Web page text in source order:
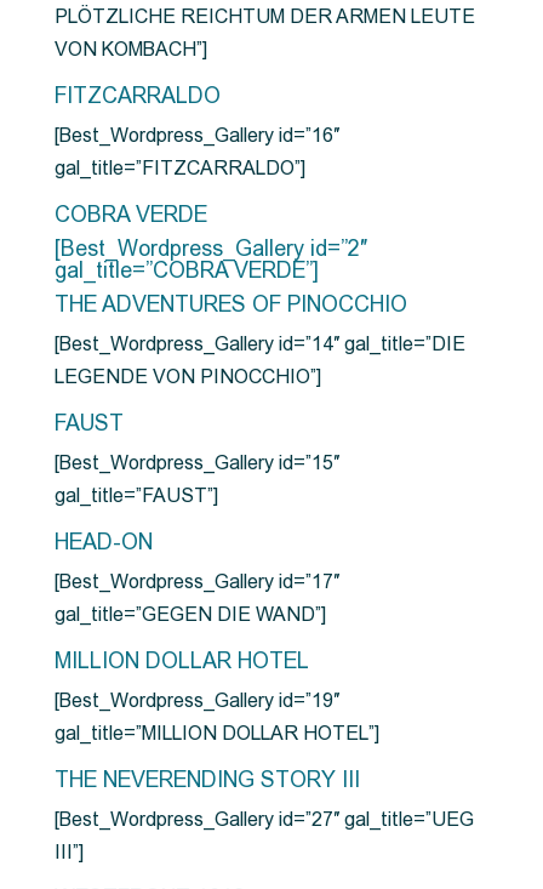
PLÖTZLICHE REICHTUM DER ARMEN LEUTE
VON KOMBACH”]
FITZCARRALDO
[Best_Wordpress_Gallery id=”16″
gal_title=”FITZCARRALDO”]
COBRA VERDE
[Best_Wordpress_Gallery id=”2″
gal_title=”COBRA VERDE”]
THE ADVENTURES OF PINOCCHIO
[Best_Wordpress_Gallery id=”14″ gal_title=”DIE
LEGENDE VON PINOCCHIO”]
FAUST
[Best_Wordpress_Gallery id=”15″
gal_title=”FAUST”]
HEAD-ON
[Best_Wordpress_Gallery id=”17″
gal_title=”GEGEN DIE WAND”]
MILLION DOLLAR HOTEL
[Best_Wordpress_Gallery id=”19″
gal_title=”MILLION DOLLAR HOTEL”]
THE NEVERENDING STORY III
[Best_Wordpress_Gallery id=”27″ gal_title=”UEG
III”]